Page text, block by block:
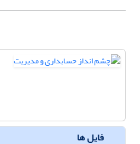
فایل ها